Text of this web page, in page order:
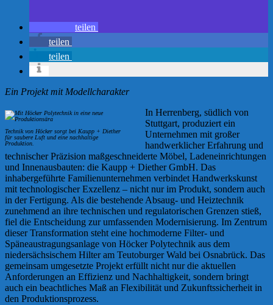
teilen
teilen
teilen
Ein Projekt mit Modellcharakter
Technik von Höcker sorgt bei Kaupp + Diether
für saubere Luft und eine nachhaltige
Produktion.
In Herrenberg, südlich von
Stuttgart, produziert ein
Unternehmen mit großer
handwerklicher Erfahrung und
technischer Präzision maßgeschneiderte Möbel, Ladeneinrichtungen
und Innenausbauten: die Kaupp + Diether GmbH. Das
inhabergeführte Familienunternehmen verbindet Handwerkskunst
mit technologischer Exzellenz – nicht nur im Produkt, sondern auch
in der Fertigung. Als die bestehende Absaug- und Heiztechnik
zunehmend an ihre technischen und regulatorischen Grenzen stieß,
fiel die Entscheidung zur umfassenden Modernisierung. Im Zentrum
dieser Transformation steht eine hochmoderne Filter- und
Späneaustragungsanlage von Höcker Polytechnik aus dem
niedersächsischem Hilter am Teutoburger Wald bei Osnabrück. Das
gemeinsam umgesetzte Projekt erfüllt nicht nur die aktuellen
Anforderungen an Effizienz und Nachhaltigkeit, sondern bringt
auch ein beachtliches Maß an Flexibilität und Zukunftssicherheit in
den Produktionsprozess.